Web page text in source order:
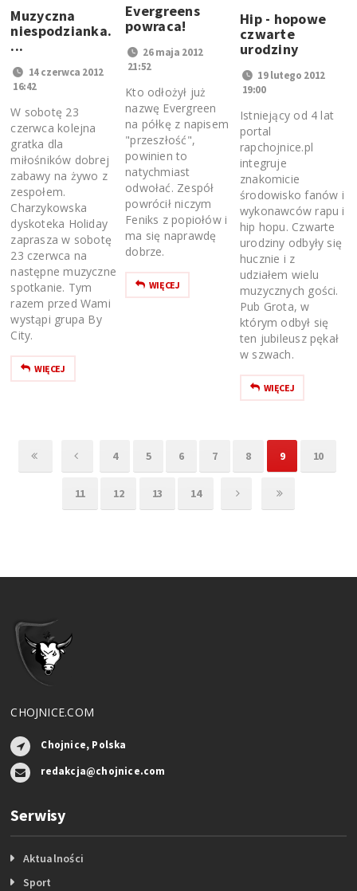
Muzyczna
niespodzianka.
...
14 czerwca 2012
16:42
W sobotę 23
czerwca kolejna
gratka dla
miłośników dobrej
zabawy na żywo z
zespołem.
Charzykowska
dyskoteka Holiday
zaprasza w sobotę
23 czerwca na
następne muzyczne
spotkanie. Tym
razem przed Wami
wystąpi grupa By
City.
WIĘCEJ
Evergreens
powraca!
26 maja 2012
21:52
Kto odłożył już
nazwę Evergreen
na półkę z napisem
"przeszłość",
powinien to
natychmiast
odwołać. Zespół
powrócił niczym
Feniks z popiołów i
ma się naprawdę
dobrze.
WIĘCEJ
Hip - hopowe
czwarte
urodziny
19 lutego 2012
19:00
Istniejący od 4 lat
portal
rapchojnice.pl
integruje
znakomicie
środowisko fanów i
wykonawców rapu i
hip hopu. Czwarte
urodziny odbyły się
hucznie i z
udziałem wielu
muzycznych gości.
Pub Grota, w
którym odbył się
ten jubileusz pękał
w szwach.
WIĘCEJ
4 5 6 7 8 9 10
11 12 13 14
CHOJNICE.COM
Chojnice, Polska
redakcja@chojnice.com
Serwisy
Aktualności
Sport